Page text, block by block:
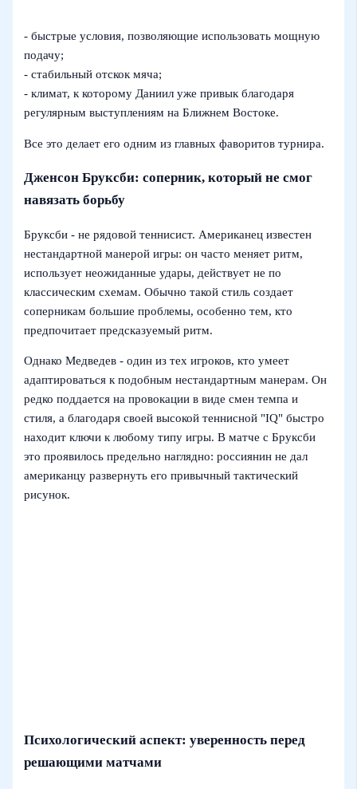
- быстрые условия, позволяющие использовать мощную
подачу;
- стабильный отскок мяча;
- климат, к которому Даниил уже привык благодаря
регулярным выступлениям на Ближнем Востоке.
Все это делает его одним из главных фаворитов турнира.
Дженсон Бруксби: соперник, который не смог
навязать борьбу
Бруксби - не рядовой теннисист. Американец известен
нестандартной манерой игры: он часто меняет ритм,
использует неожиданные удары, действует не по
классическим схемам. Обычно такой стиль создает
соперникам большие проблемы, особенно тем, кто
предпочитает предсказуемый ритм.
Однако Медведев - один из тех игроков, кто умеет
адаптироваться к подобным нестандартным манерам. Он
редко поддается на провокации в виде смен темпа и
стиля, а благодаря своей высокой теннисной "IQ" быстро
находит ключи к любому типу игры. В матче с Бруксби
это проявилось предельно наглядно: россиянин не дал
американцу развернуть его привычный тактический
рисунок.
Психологический аспект: уверенность перед
решающими матчами